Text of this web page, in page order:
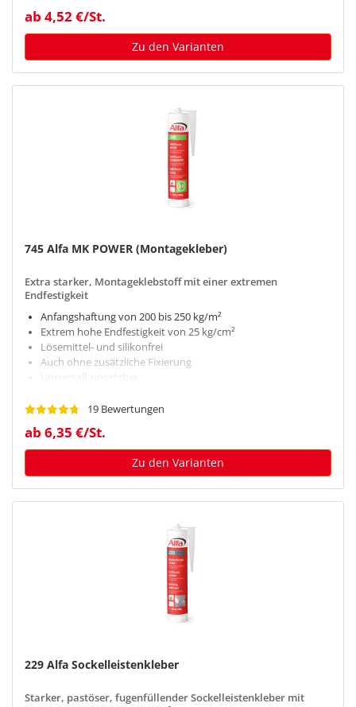
ab 4,52 €/St.
Zu den Varianten
745 Alfa MK POWER (Montagekleber)
Extra starker, Montageklebstoff mit einer extremen
Endfestigkeit
Anfangshaftung von 200 bis 250 kg/m²
Extrem hohe Endfestigkeit von 25 kg/cm²
Lösemittel- und silikonfrei
Auch ohne zusätzliche Fixierung
Universell einsetzbar
19 Bewertungen
ab 6,35 €/St.
Zu den Varianten
229 Alfa Sockelleistenkleber
Starker, pastöser, fugenfüllender Sockelleistenkleber mit